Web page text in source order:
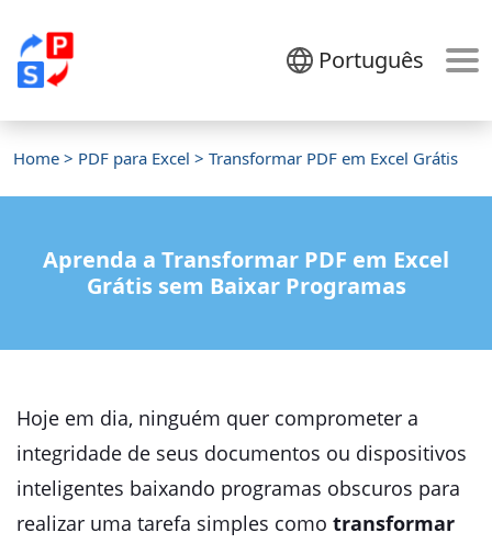
Português
Home > PDF para Excel > Transformar PDF em Excel Grátis
Aprenda a Transformar PDF em Excel
Grátis sem Baixar Programas
Hoje em dia, ninguém quer comprometer a
integridade de seus documentos ou dispositivos
inteligentes baixando programas obscuros para
realizar uma tarefa simples como transformar